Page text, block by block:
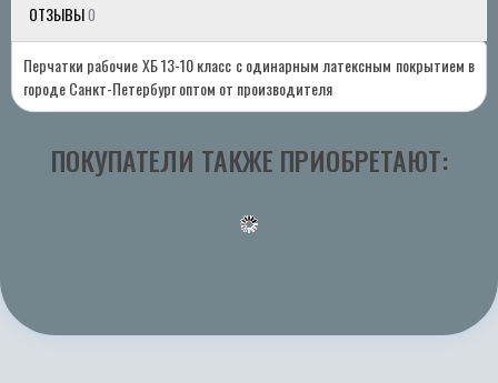
ОТЗЫВЫ0
Перчатки рабочие ХБ 13-10 класс с одинарным латексным покрытием в
городе Санкт-Петербург оптом от производителя
ПОКУПАТЕЛИ ТАКЖЕ ПРИОБРЕТАЮТ: